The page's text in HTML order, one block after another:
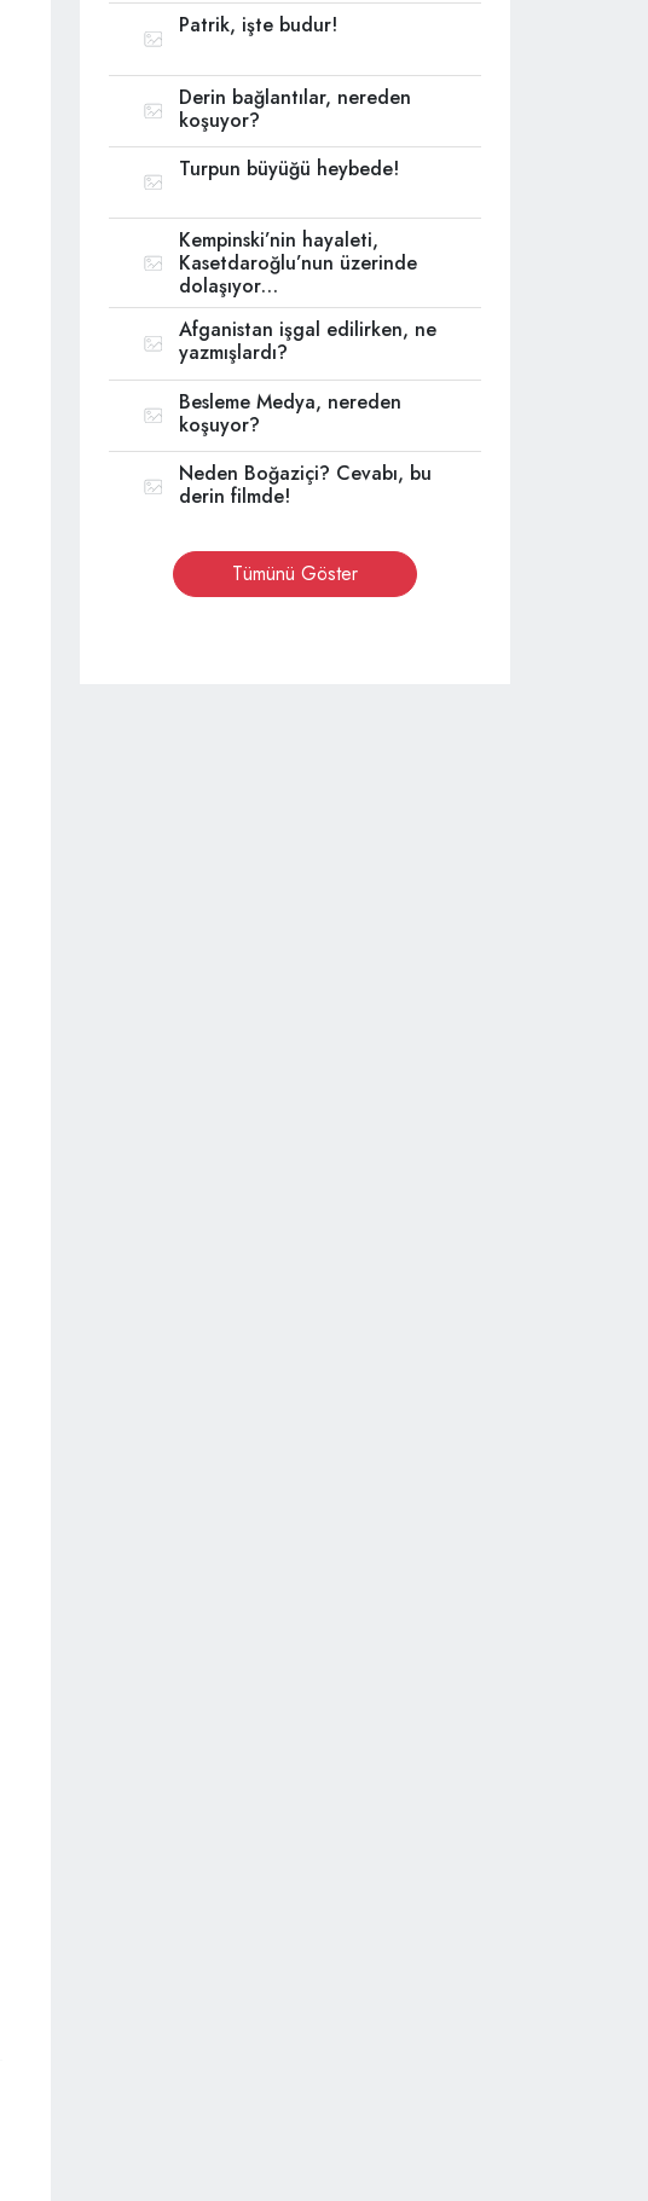
Patrik, işte budur!
Derin bağlantılar, nereden
koşuyor?
Turpun büyüğü heybede!
Kempinski’nin hayaleti,
Kasetdaroğlu’nun üzerinde
dolaşıyor…
Afganistan işgal edilirken, ne
yazmışlardı?
Besleme Medya, nereden
koşuyor?
Neden Boğaziçi? Cevabı, bu
derin filmde!
Tümünü Göster